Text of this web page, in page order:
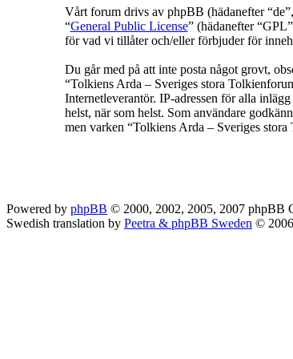
Vårt forum drivs av phpBB (hädanefter
“General Public License” (hädanefter
för vad vi tillåter och/eller förbjuder för
Du går med på att inte posta något grovt,
“Tolkiens Arda – Sveriges stora
Internetleverantör. IP-adressen för alla
helst, när som helst. Som användare
men varken “Tolkiens Arda – Sveriges
Powered by phpBB © 2000, 2002, 2005, 2007 phpBB
Swedish translation by Peetra & phpBB Sweden ©